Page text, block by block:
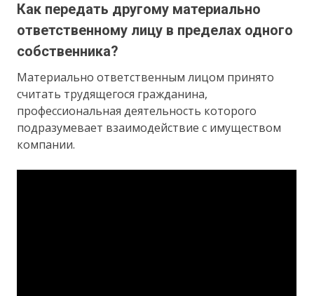
Как передать другому материально
ответственному лицу в пределах одного
собственника?
Материально ответственным лицом принято
считать трудящегося гражданина,
профессиональная деятельность которого
подразумевает взаимодействие с имуществом
компании.